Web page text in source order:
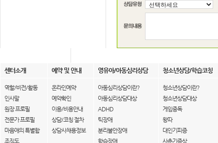
센터소개 예약 및 안내 영유아/아동심리상담 청소년상담/학습코칭
역할/비전/활동
인사말
원장 프로필
전문가 프로필
마음애의 특별함
조직도
온라인예약
예약확인
이용/비용안내
상담/코칭 절차
상담사채용정보
아동심리상담이란?
아동심리상담대상
ADHD
틱장애
분리불안장애
학습장애
청소년상담이란?
청소년상담대상
게임중독
왕따
대인기피증
사춘기증상